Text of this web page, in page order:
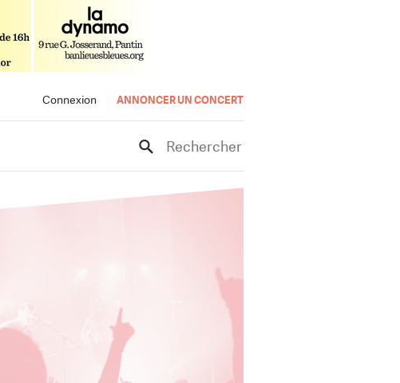
Connexion ANNONCER UN CONCERT
Rechercher